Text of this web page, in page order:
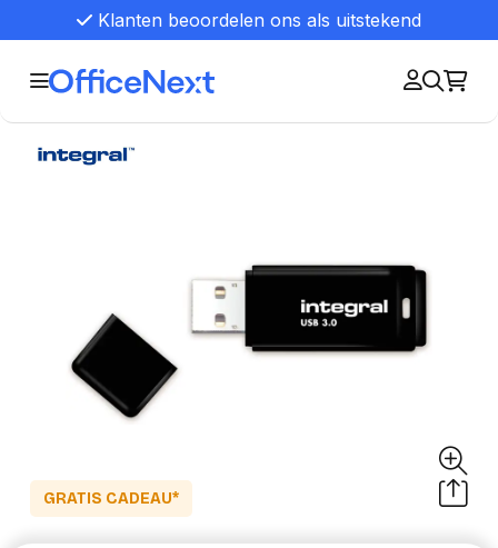
Klanten beoordelen ons als uitstekend
GRATIS CADEAU*